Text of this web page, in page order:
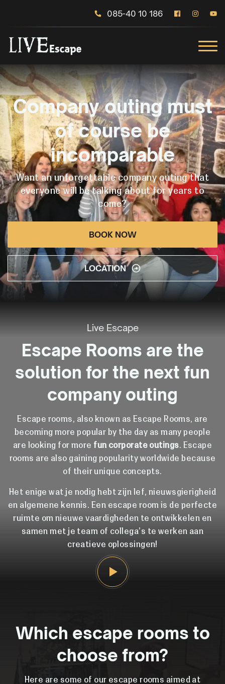
085-40 10 186
Company outing must
of course be
incomparable
Want an unforgettable company outing that
everyone will be talking about for years to
come?
BOOK NOW
LOCATION
Live Escape
Escape Rooms are the
solution for the next fun
company outing
Escape rooms, also known as Escape Rooms, are
becoming more popular by the day as many people
are looking for more fun corporate outings. Escape
rooms are also gaining popularity worldwide because
of their unique concepts.
Het enige wat je nodig hebt zijn lef, nieuwsgierigheid
en algemene kennis. Een escape room is de perfecte
ruimte om nieuwe vaardigheden te ontwikkelen en
samen met je team of collega’s te werken aan
creatieve oplossingen!
Which escape rooms to
choose from?
Here are some of our escape rooms aimed at